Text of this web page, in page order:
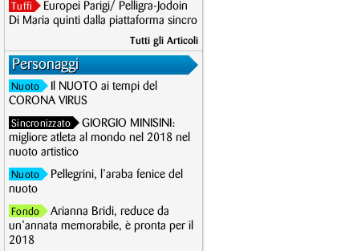
Tuffi
Europei Parigi/ Pelligra-Jodoin
Di Maria quinti dalla piattaforma sincro
Tutti gli Articoli
Personaggi
Nuoto
Il NUOTO ai tempi del
CORONA VIRUS
Sincronizzato
GIORGIO MINISINI:
migliore atleta al mondo nel 2018 nel
nuoto artistico
Nuoto
Pellegrini, l’araba fenice del
nuoto
Fondo
Arianna Bridi, reduce da
un’annata memorabile, è pronta per il
2018